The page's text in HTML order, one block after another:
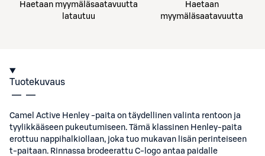
Haetaan myymäläsaatavuutta
latautuu
Haetaan
myymäläsaatavuutta
Tuotekuvaus
Camel Active Henley -paita on täydellinen valinta rentoon ja
tyylikkääseen pukeutumiseen. Tämä klassinen Henley-paita
erottuu nappihalkiollaan, joka tuo mukavan lisän perinteiseen
t-paitaan. Rinnassa brodeerattu C-logo antaa paidalle